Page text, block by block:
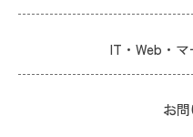
IT・Web・
お